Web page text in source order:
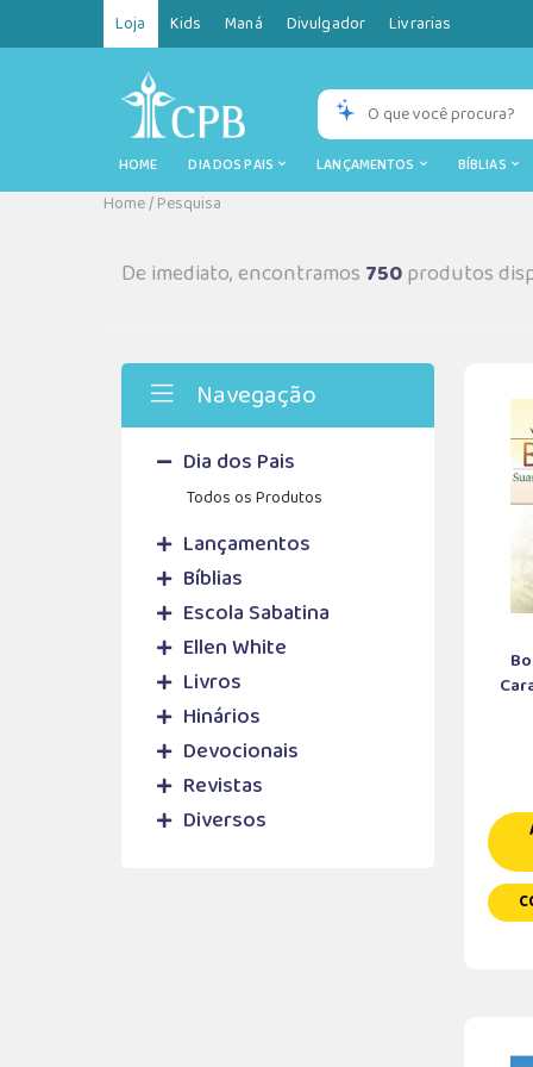
Loja Kids Maná Divulgador Livrarias
HOME DIA DOS PAIS LANÇAMENTOS BÍBLIAS
Home/Pesquisa
De imediato, encontramos 750produtos
Navegação
Dia dos Pais
Todos os Produtos
Lançamentos
Bíblias
Escola Sabatina
Ellen White
Livros
Hinários
Devocionais
Revistas
Diversos